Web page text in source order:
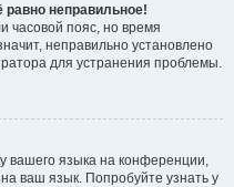
равно неправильное!
часовой пояс, но время
неправильно установлено
для устранения проблемы.
вашего языка на конференции,
ваш язык. Попробуйте узнать у